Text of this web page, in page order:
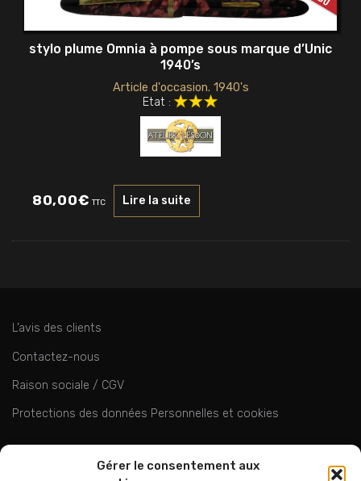
Gérer le consentement aux
stylo plume Omnia à pompe sous marque d’Unic
1940’s
Article d'occasion. 1940's
Etat :
80,00€ TTC Lire la suite
L’avis des clients
Contactez-nous
Raison sociale / CGV
Protections des données Personnelles et cookies